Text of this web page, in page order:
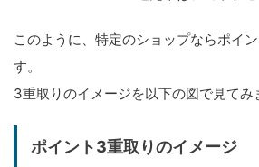
このように、特定のショップならポイ
す。
3重取りのイメージを以下の図で見てみ
ポイント3重取りのイメージ